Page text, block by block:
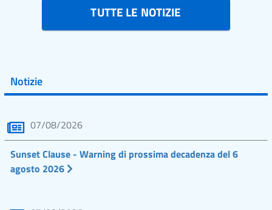
TUTTE LE NOTIZIE
Notizie
07/08/2026
Sunset Clause - Warning di prossima decadenza del 6
agosto 2026